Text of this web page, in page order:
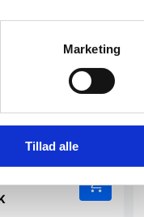
Marketing
Tillad alle
og har i den grad